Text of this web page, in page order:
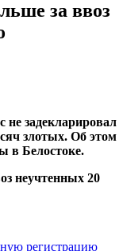
за ввоз
не задекларировал
злотых. Об этом
в Белостоке.
регистрацию